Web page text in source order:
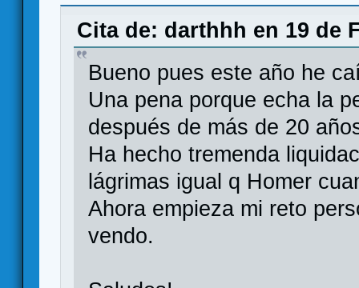
Cita de: darthhh en 19 de
Bueno pues este año he
Una pena porque echa la
después de más de 20
Ha hecho tremenda
lágrimas igual q Homer
Ahora empieza mi reto
vendo.